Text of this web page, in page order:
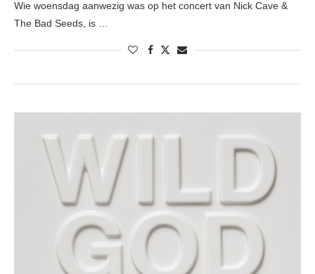
Wie woensdag aanwezig was op het concert van Nick Cave &
The Bad Seeds, is …